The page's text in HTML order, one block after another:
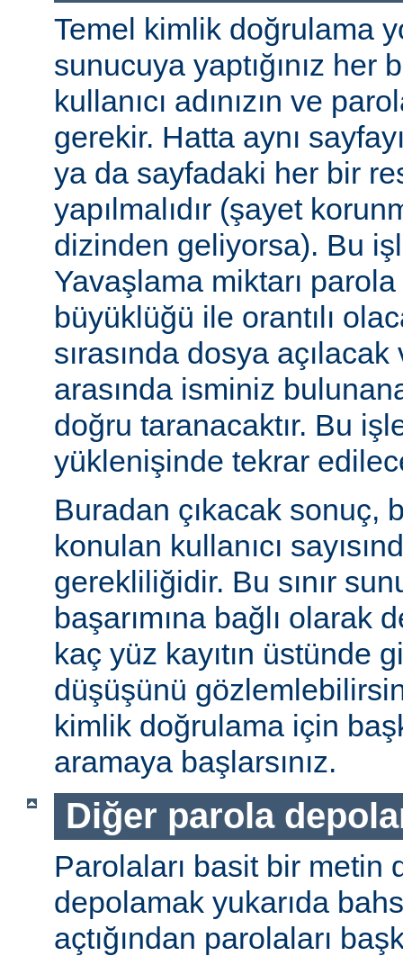
Temel kimlik doğrulama
sunucuya yaptığınız her
kullanıcı adınızın ve
gerekir. Hatta aynı
ya da sayfadaki her bir
yapılmalıdır (şayet
dizinden geliyorsa). Bu
Yavaşlama miktarı parola
büyüklüğü ile orantılı
sırasında dosya açılacak
arasında isminiz
doğru taranacaktır. Bu
yüklenişinde tekrar
Buradan çıkacak sonuç,
konulan kullanıcı
gerekliliğidir. Bu sınır
başarımına bağlı olarak
kaç yüz kayıtın üstünde
düşüşünü
kimlik doğrulama için
aramaya başlarsınız.
Diğer parola
Parolaları basit bir metin
depolamak yukarıda
açtığından parolaları